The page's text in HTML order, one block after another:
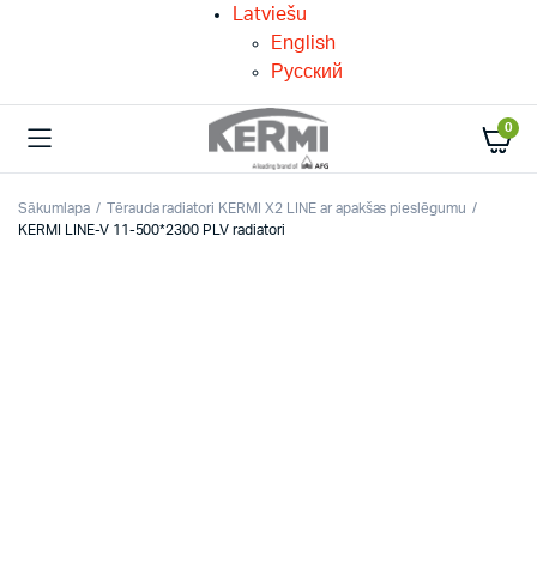
Latviešu
English
Русский
0
Sākumlapa
Tērauda radiatori KERMI X2 LINE ar apakšas pieslēgumu
KERMI LINE-V 11-500*2300 PLV radiatori